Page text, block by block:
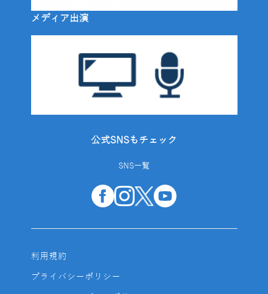
メディア出演
公式SNSもチェック
SNS一覧
利用規約
プライバシーポリシー